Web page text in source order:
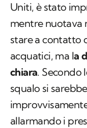
Uniti, è stato
mentre nuotava
stare a contatto
acquatici, ma la
chiara. Secondo
squalo si
allarmando i